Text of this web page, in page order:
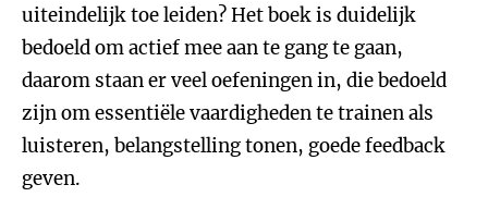
uiteindelijk toe leiden? Het boek is duidelijk
bedoeld om actief mee aan te gang te gaan,
daarom staan er veel oefeningen in, die bedoeld
zijn om essentiële vaardigheden te trainen als
luisteren, belangstelling tonen, goede feedback
geven.